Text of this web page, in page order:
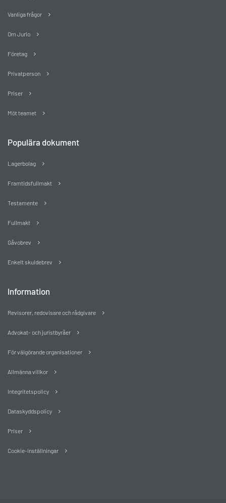
Vanliga frågor
Om Jurio
Företag
Privatperson
Priser
Möt teamet
Populära dokument
Lagerbolag
Framtidsfullmakt
Testamente
Fullmakt
Gåvobrev
Enkelt skuldebrev
Information
Revisorer, redovisare och rådgivare
Advokat- och juristbyråer
För välgörande organisationer
Allmänna villkor
Integritetspolicy
Dataskyddspolicy
Priser
Cookie-inställningar